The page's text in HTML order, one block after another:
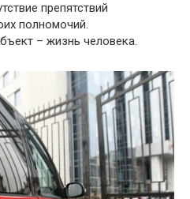
препятствий
полномочий.
– жизнь человека.